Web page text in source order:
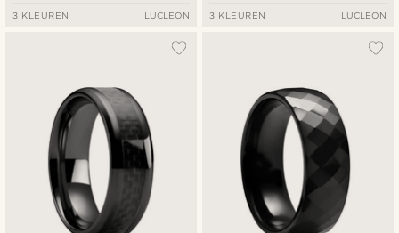
3 KLEUREN LUCLEON 3 KLEUREN LUCLEON